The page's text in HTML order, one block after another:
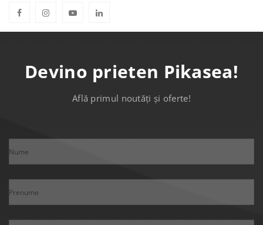
Devino prieten Pikasea!
Află primul noutăți și oferte!
Nume
Prenume